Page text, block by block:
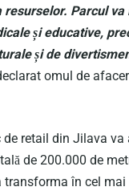
resurselor. Parcul va
și educative,
și de
omul de
retail din Jilava va
de 200.000 de
transforma în cel mai